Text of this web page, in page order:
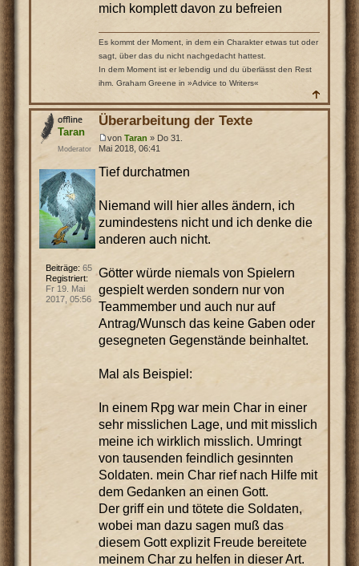
mich komplett davon zu befreien
Es kommt der Moment, in dem ein Charakter etwas tut oder
sagt, über das du nicht nachgedacht hattest.
In dem Moment ist er lebendig und du überlässt den Rest
ihm. Graham Greene in »Advice to Writers«
Überarbeitung der Texte
von Taran » Do 31.
Mai 2018, 06:41
Tief durchatmen
Niemand will hier alles ändern, ich
zumindestens nicht und ich denke die
anderen auch nicht.
Götter würde niemals von Spielern
gespielt werden sondern nur von
Teammember und auch nur auf
Antrag/Wunsch das keine Gaben oder
gesegneten Gegenstände beinhaltet.
Mal als Beispiel:
In einem Rpg war mein Char in einer
sehr misslichen Lage, und mit misslich
meine ich wirklich misslich. Umringt
von tausenden feindlich gesinnten
Soldaten. mein Char rief nach Hilfe mit
dem Gedanken an einen Gott.
Der griff ein und tötete die Soldaten,
wobei man dazu sagen muß das
diesem Gott explizit Freude bereitete
meinem Char zu helfen in dieser Art.
Taran
Moderator
Beiträge: 65
Registriert:
Fr 19. Mai
2017, 05:56